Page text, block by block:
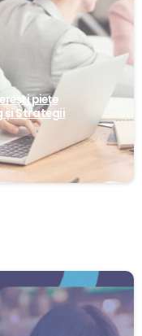
piețe
și Strategii
0